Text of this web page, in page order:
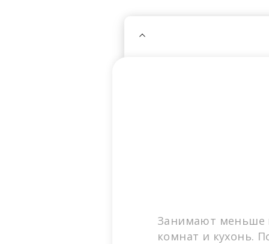
Занимают меньше
комнат и кухонь.